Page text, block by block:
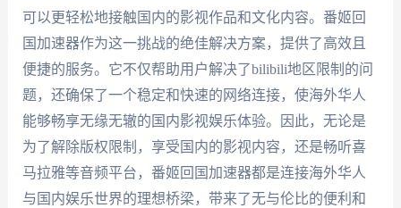
可以更轻松地接触国内的影视作品和文化内容。番姬回
国加速器作为这一挑战的绝佳解决方案，提供了高效且
便捷的服务。它不仅帮助用户解决了bilibili地区限制的问
题，还确保了一个稳定和快速的网络连接，使海外华人
能够畅享无缘无辙的国内影视娱乐体验。因此，无论是
为了解除版权限制，享受国内的影视内容，还是畅听喜
马拉雅等音频平台，番姬回国加速器都是连接海外华人
与国内娱乐世界的理想桥梁，带来了无与伦比的便利和